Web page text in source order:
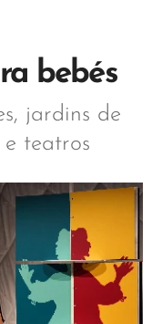
bebés
jardins de
teatros